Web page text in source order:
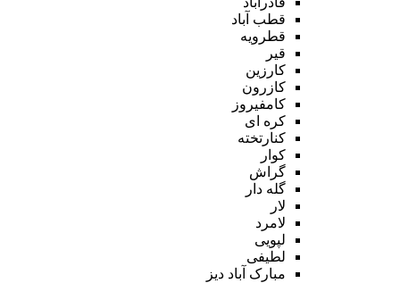
قطب آباد
قطرویه
قیر
کارزین
کازرون
کامفیروز
کره ای
کنارتخته
کوار
گراش
گله دار
لار
لامرد
لپویی
لطیفی
مبارک آباد دیز